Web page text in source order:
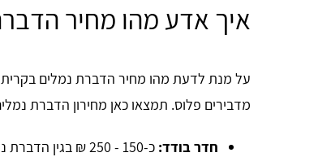
איך אדע מהו מחיר
על מנת לדעת מהו מחיר הדברת נמלים
מדבירים פלוס. תמצאו כאן מחירון הדברת
חדר בודד:כ-150 - 250 ₪ בגין הדברת נמלים במטבח בעזרת פיתיונות.